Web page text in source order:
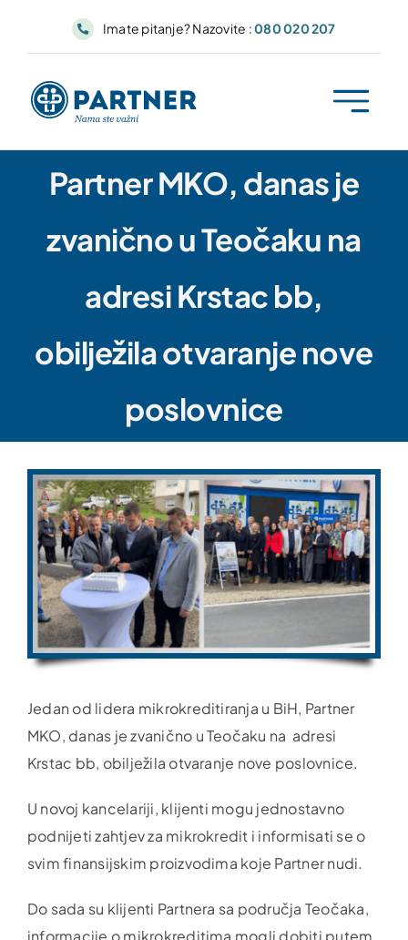
Imate pitanje? Nazovite :080 020 207
Partner MKO, danas je
zvanično u Teočaku na
adresi Krstac bb,
obilježila otvaranje nove
poslovnice
Jedan od lidera mikrokreditiranja u BiH, Partner
MKO, danas je zvanično u Teočaku na adresi
Krstac bb, obilježila otvaranje nove poslovnice.
U novoj kancelariji, klijenti mogu jednostavno
podnijeti zahtjev za mikrokredit i informisati se o
svim finansijskim proizvodima koje Partner nudi.
Do sada su klijenti Partnera sa područja Teočaka,